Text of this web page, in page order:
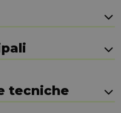
tecniche